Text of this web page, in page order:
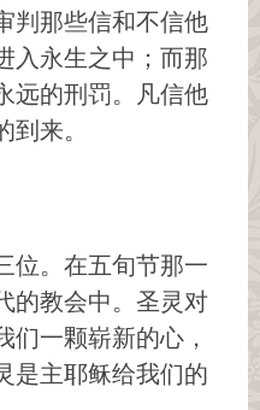
判那些信和不信他
入永生之中；而那
远的刑罚。凡信他
来。
位。在五旬节那一
的教会中。圣灵对
们一颗崭新的心，
是主耶稣给我们的